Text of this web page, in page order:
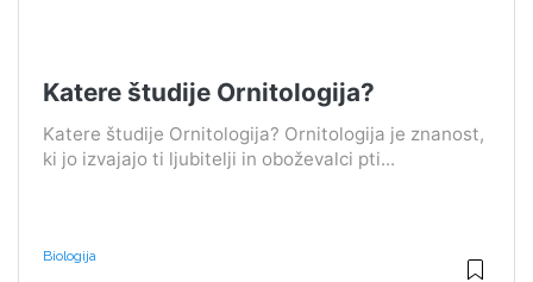
Katere študije Ornitologija?
Katere študije Ornitologija? Ornitologija je znanost,
ki jo izvajajo ti ljubitelji in oboževalci pti...
Biologija